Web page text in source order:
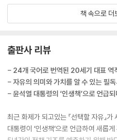
9. 결론
1. 지적풍토의 중요성
3. 이익집단의 대두
4. 우리가 할 수 있는 일이 무엇인가?
5. 세금과 세출의 제한
7. 결론
미국의 성공은 흔히 풍부한 자연자원과
한 것인가?
--- 본문 중에서
진정한 자유인이라면 나라가 무엇을 해
---「역자 서문」중에서
책 속으로 더
출판사 리뷰
- 24개 국어로 번역된 20세기 대표 역
- 자유의 의미와 가치를 알 수 있는 필
- 윤석열 대통령의 ‘인생책’으로 언급
최근 화제가 되고있는 『선택할 자유』
대통령이 ‘인생책’으로 언급하여 새롭